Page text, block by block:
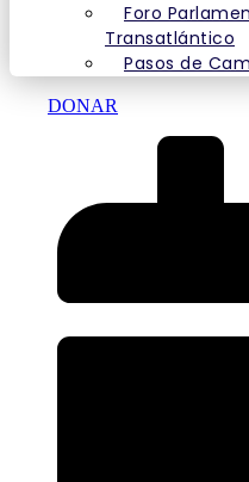
Foro
Transatlántico
Pasos de
DONAR